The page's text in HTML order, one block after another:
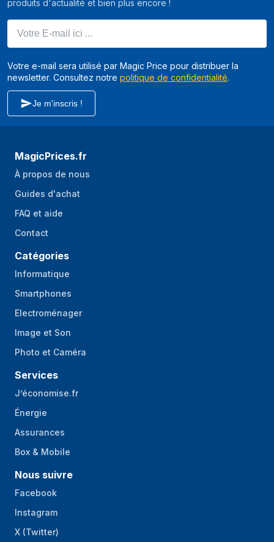
produits d'actualité et bien plus encore !
Votre e-mail sera utilisé par Magic Price pour distribuer la
newsletter. Consultez notre politique de confidentialité.
Je m'inscris !
MagicPrices.fr
À propos de nous
Guides d'achat
FAQ et aide
Contact
Catégories
Informatique
Smartphones
Electroménager
Image et Son
Photo et Caméra
Services
J’économise.fr
Énergie
Assurances
Box & Mobile
Nous suivre
Facebook
Instagram
X (Twitter)